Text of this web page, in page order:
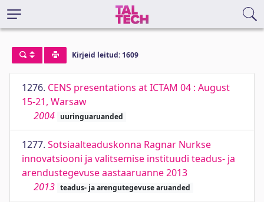
Kirjeid leitud: 1609
1276. CENS presentations at ICTAM 04 : August
15-21, Warsaw
2004 uuringuaruanded
1277. Sotsiaalteaduskonna Ragnar Nurkse
innovatsiooni ja valitsemise instituudi teadus- ja
arendustegevuse aastaaruanne 2013
2013 teadus- ja arengutegevuse aruanded